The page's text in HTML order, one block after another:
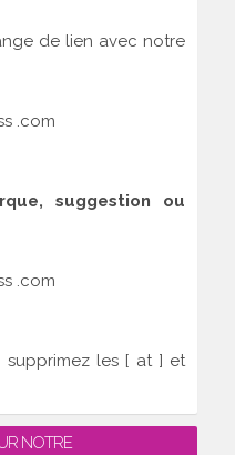
de lien avec notre
.com
suggestion ou
.com
supprimez les [ at ] et
NOTRE